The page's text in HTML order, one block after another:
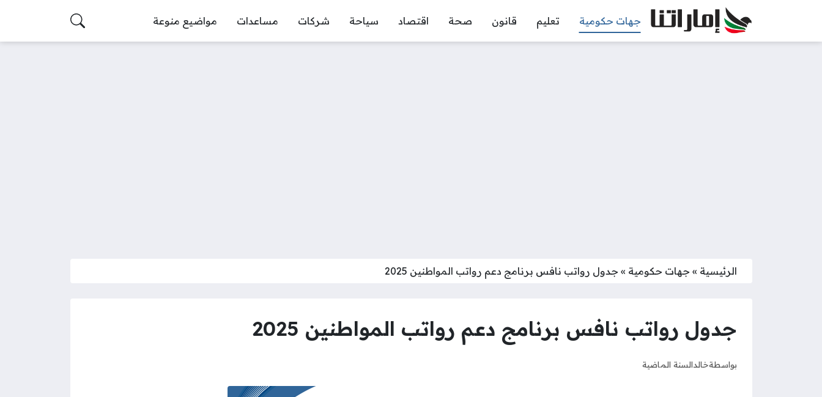
جهات حكومية تعليم قانون صحة اقتصاد سياحة شركات مساعدات مواضيع منوعة
الرئيسية » جهات حكومية » جدول رواتب نافس برنامج دعم رواتب المواطنين 2025
جدول رواتب نافس برنامج دعم رواتب المواطنين 2025
بواسطةخالدالسنة الماضية